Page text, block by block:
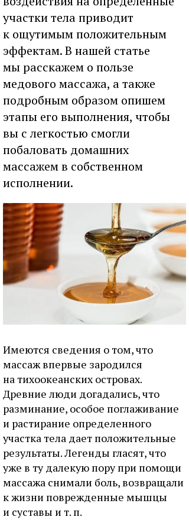
участки тела приводит
к ощутимым положительным
эффектам. В нашей статье
мы расскажем о пользе
медового массажа, а также
подробным образом опишем
этапы его выполнения, чтобы
вы с легкостью смогли
побаловать домашних
массажем в собственном
исполнении.
Имеются сведения о том, что
массаж впервые зародился
на тихоокеанских островах.
Древние люди догадались, что
разминание, особое поглаживание
и растирание определенного
участка тела дает положительные
результаты. Легенды гласят, что
уже в ту далекую пору при помощи
массажа снимали боль, возвращали
к жизни поврежденные мышцы
и суставы и т. п.